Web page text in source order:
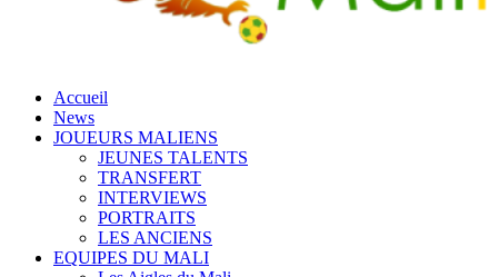
Accueil
News
JOUEURS MALIENS
JEUNES TALENTS
TRANSFERT
INTERVIEWS
PORTRAITS
LES ANCIENS
EQUIPES DU MALI